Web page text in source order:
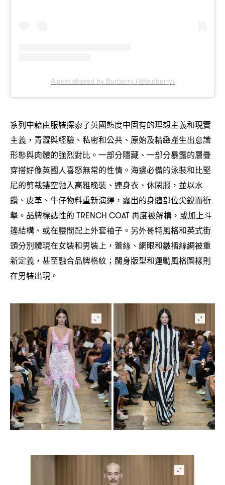
A post shared by Burberry (@burberry)
系列中藉由服裝探索了英國態度中固有的理想主義和現實
主義 ， 青澀與經驗、私密和公共、原始及精緻產生出意識
形態與肉體的強烈對比。一部分隱藏、一部分暴露的層疊
穿搭好像英國人喜怒無常的性情。海邊必備的泳裝和比堅
尼的剪裁鏤空融入高雅晚裝、連身衣、休閑服 ， 並以水
鑽、皮革、牛仔物料重新演繹 ， 露出的身體部位尖銳而衝
擊。品牌標誌性的 TRENCH COAT再度被解構 ， 或加上斗
篷結構、或在腰間配上外套袖子。另外哥特風格和英式街
頭分別體現在女裝和男裝上 ， 蕾絲、網眼和皺褶絲綢被重
新定義 ， 甚至融合品牌格紋 ； 闊身版型和運動風格圖樣則
在男裝出現。